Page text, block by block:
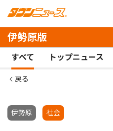
伊勢原版
すべて トップニュース
戻る
伊勢原 社会